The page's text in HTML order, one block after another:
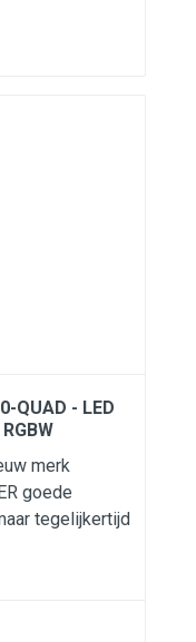
QUAD - LED
merk
goede
tegelijkertijd